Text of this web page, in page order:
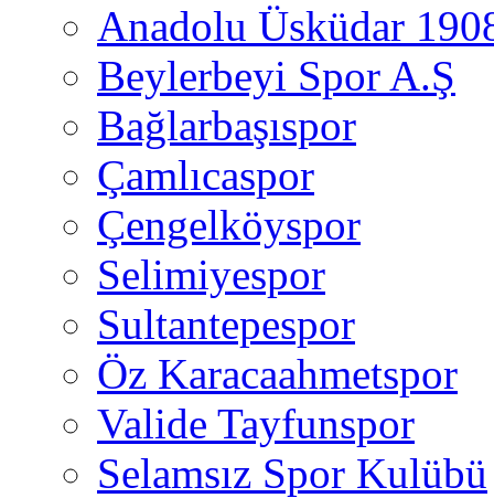
Anadolu Üsküdar
Beylerbeyi Spor A.Ş
Bağlarbaşıspor
Çamlıcaspor
Çengelköyspor
Selimiyespor
Sultantepespor
Öz Karacaahmetspor
Valide Tayfunspor
Selamsız Spor Kulübü